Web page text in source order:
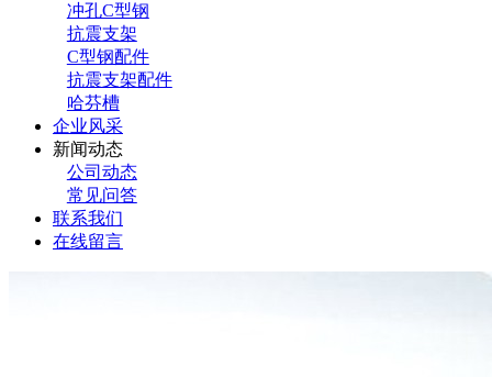
冲孔C型钢
抗震支架
C型钢配件
抗震支架配件
哈芬槽
企业风采
新闻动态
公司动态
常见问答
联系我们
在线留言